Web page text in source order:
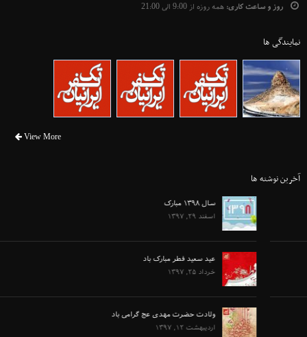
روز و ساعت کاری: همه روزه از 9:00 الی 21:00
نمایندگی ها
View More
آخرین نوشته ها
سال ۱۳۹۸ مبارک
اسفند ۲۹, ۱۳۹۷
عید سعید فطر مبارک باد
خرداد ۲۵, ۱۳۹۷
ولادت حضرت مهدی عج گرامی باد
اردیبهشت ۱۲, ۱۳۹۷